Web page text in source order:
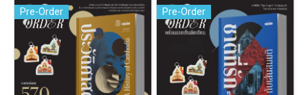
Pre-Order Pre-Order